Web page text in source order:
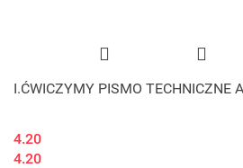
I.ĆWICZYMY PISMO TECHNICZNE
4.20
4.20